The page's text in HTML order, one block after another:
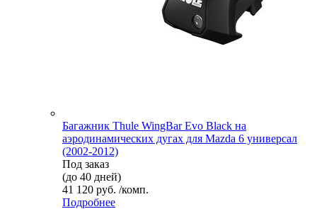
Багажник Thule WingBar Evo Black на
аэродинамических дугах для Mazda 6 универсал
(2002-2012)
Под заказ
(до 40 дней)
41 120 руб. /комп.
Подробнее